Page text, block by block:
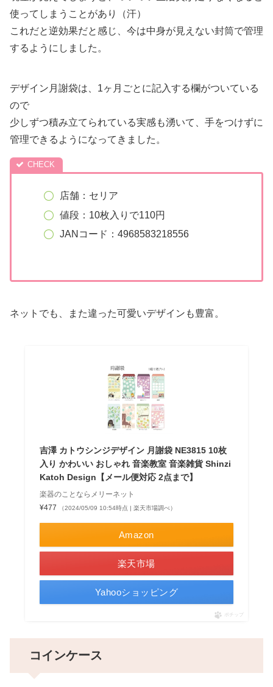
使ってしまうことがあり（汗）
これだと逆効果だと感じ、今は中身が見えない封筒で管理
するようにしました。
デザイン月謝袋は、1ヶ月ごとに記入する欄がついている
ので
少しずつ積み立てられている実感も湧いて、手をつけずに
管理できるようになってきました。
店舗：セリア
値段：10枚入りで110円
JANコード：4968583218556
ネットでも、また違った可愛いデザインも豊富。
吉澤 カトウシンジデザイン 月謝袋 NE3815 10枚
入り かわいい おしゃれ 音楽教室 音楽雑貨 Shinzi
Katoh Design【メール便対応 2点まで】
楽器のことならメリーネット
¥477
（2024/05/09 10:54時点 | 楽天市場調べ）
Amazon
楽天市場
Yahooショッピング
ポチップ
コインケース